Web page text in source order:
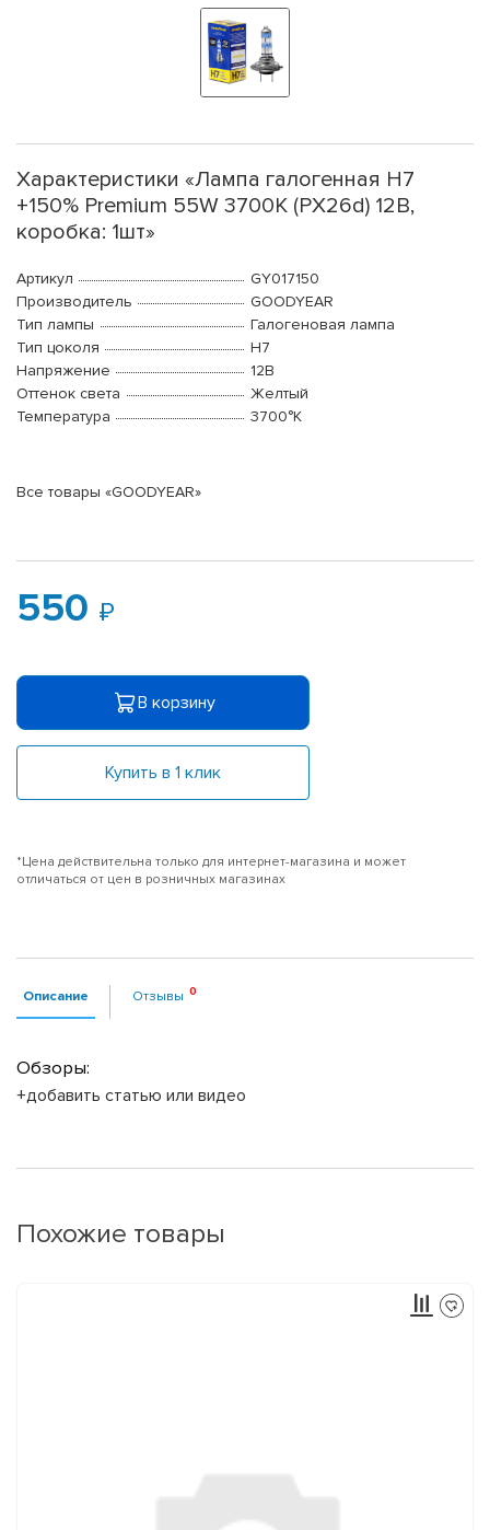
Характеристики «Лампа галогенная H7
+150% Premium 55W 3700K (PX26d) 12В,
коробка: 1шт»
Артикул
GY017150
Производитель
GOODYEAR
Тип лампы
Галогеновая лампа
Тип цоколя
H7
Напряжение
12В
Оттенок света
Желтый
Температура
3700°K
Все товары «GOODYEAR»
550
В корзину
Купить в 1 клик
*Цена действительна только для интернет-магазина и может
отличаться от цен в розничных магазинах
Описание Отзывы
Обзоры:
+добавить статью или видео
Похожие товары